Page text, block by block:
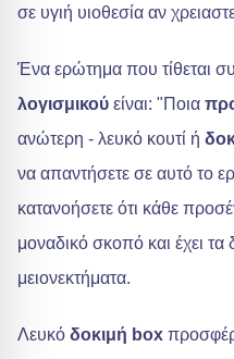
σε υγιή υιοθεσία αν
Ένα ερώτημα που τίθεται
λογισμικού είναι: "Ποια
ανώτερη - λευκό κουτί ή
να απαντήσετε σε αυτό το
κατανοήσετε ότι κάθε
μοναδικό σκοπό και έχει τα
μειονεκτήματα.
Λευκό δοκιμή box